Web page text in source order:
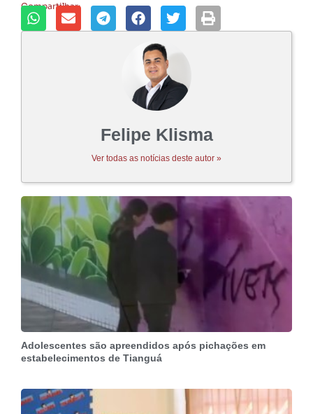
Compartilhar:
Felipe Klisma
Ver todas as notícias deste autor »
Adolescentes são apreendidos após pichações em
estabelecimentos de Tianguá